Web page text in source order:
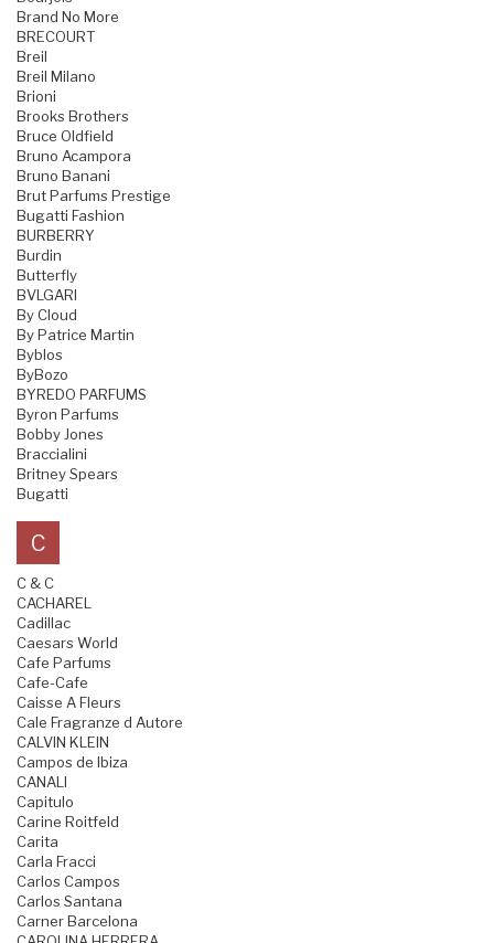
Brand No More
BRECOURT
Breil
Breil Milano
Brioni
Brooks Brothers
Bruce Oldfield
Bruno Acampora
Bruno Banani
Brut Parfums Prestige
Bugatti Fashion
BURBERRY
Burdin
Butterfly
BVLGARI
By Cloud
By Patrice Martin
Byblos
ByBozo
BYREDO PARFUMS
Byron Parfums
Bobby Jones
Braccialini
Britney Spears
Bugatti
C
C & C
CACHAREL
Cadillac
Caesars World
Cafe Parfums
Cafe-Cafe
Caisse A Fleurs
Cale Fragranze d Autore
CALVIN KLEIN
Campos de Ibiza
CANALI
Capitulo
Carine Roitfeld
Carita
Carla Fracci
Carlos Campos
Carlos Santana
Carner Barcelona